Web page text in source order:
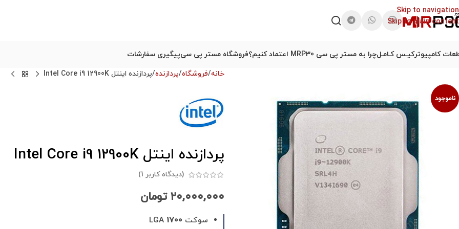
Skip to navigation
Skip to main content
کامپیوترکیـس کـامـلچرا به مستر پی سی MRP30 اعتماد کنیم؟ فروشگاه مستر پی سیپیگیری سفارشات
ناموجود
خانه فروشگاه پردازنده پردازنده اینتل Intel Core i9 12900K
پردازنده اینتل Intel Core i9 12900K
(دیدگاه کاربر 1
)
۲۰,۰۰۰,۰۰۰ تومان
سوکت LGA 1700